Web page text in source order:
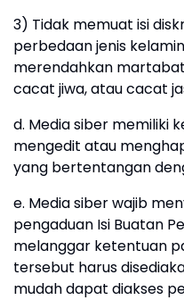
3) Tidak memuat isi
perbedaan jenis
merendahkan
cacat jiwa, atau cacat
d. Media siber memiliki
mengedit atau
yang bertentangan
e. Media siber wajib
pengaduan Isi Buatan
melanggar ketentuan
tersebut harus
mudah dapat diakses